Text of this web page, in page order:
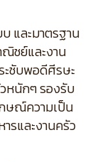
และมาตรฐาน
ณิชย์และงาน
ะชับพอดีศีรษะ
หนักๆ รองรับ
ษณ์ความเป็น
รและงานครัว